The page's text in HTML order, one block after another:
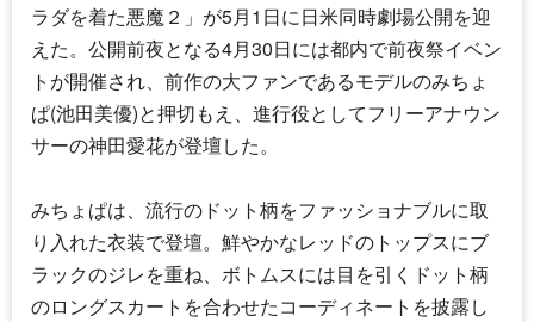
ラダを着た悪魔２」が5月1日に日米同時劇場公開を迎
えた。公開前夜となる4月30日には都内で前夜祭イベン
トが開催され、前作の大ファンであるモデルのみちょ
ぱ(池田美優)と押切もえ、進行役としてフリーアナウン
サーの神田愛花が登壇した。
みちょぱは、流行のドット柄をファッショナブルに取
り入れた衣装で登壇。鮮やかなレッドのトップスにブ
ラックのジレを重ね、ボトムスには目を引くドット柄
のロングスカートを合わせたコーディネートを披露し